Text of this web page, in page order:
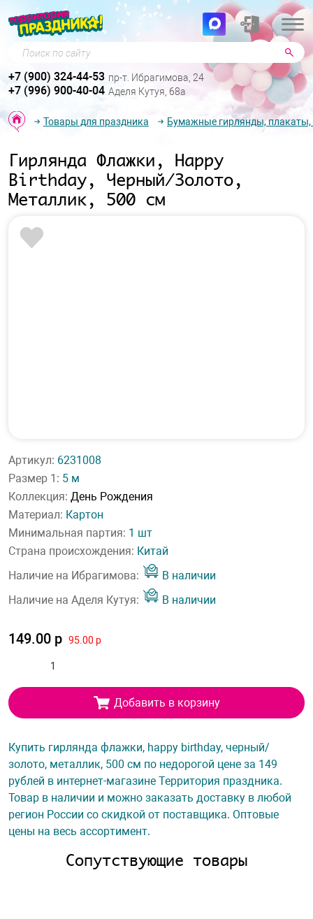
Поиск по сайту
+7 (900) 324-44-53 пр-т. Ибрагимова, 24
+7 (996) 900-40-04 Аделя Кутуя, 68а
Товары для праздника Бумажные гирлянды,
Гирлянда Флажки, Happy
Birthday, Черный/Золото,
Металлик, 500 см
Артикул: 6231008
Размер 1: 5 м
Коллекция: День Рождения
Материал: Картон
Минимальная партия: 1 шт
Страна происхождения: Китай
Наличие на Ибрагимова:
В наличии
Наличие на Аделя Кутуя:
В наличии
149.00 р 95.00 р
Добавить в корзину
Купить гирлянда флажки, happy birthday, черный/
золото, металлик, 500 см по недорогой цене за 149
рублей в интернет-магазине Территория праздника.
Товар в наличии и можно заказать доставку в любой
регион России со скидкой от поставщика. Оптовые
цены на весь ассортимент.
Сопутствующие товары